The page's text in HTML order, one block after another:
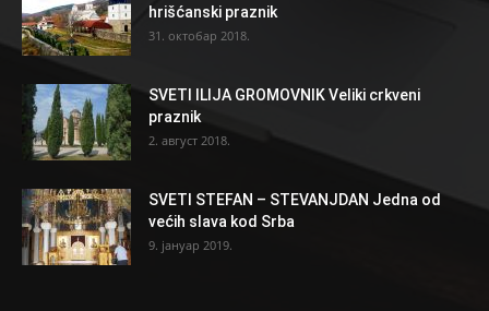
hrišćanski praznik
31. октобар 2018.
SVETI ILIJA GROMOVNIK Veliki crkveni
praznik
2. август 2018.
SVETI STEFAN – STEVANJDAN Jedna od
većih slava kod Srba
9. јануар 2019.